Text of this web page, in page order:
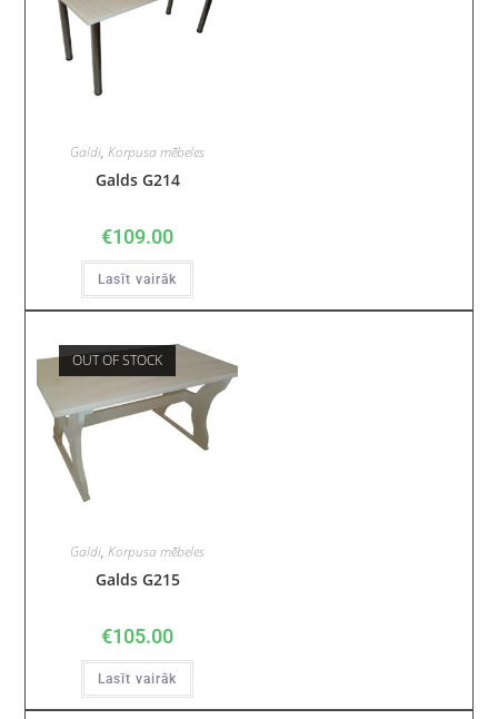
Galdi,Korpusa mēbeles
Galds G214
€109.00
Lasīt vairāk
OUT OF STOCK
Galdi,Korpusa mēbeles
Galds G215
€105.00
Lasīt vairāk